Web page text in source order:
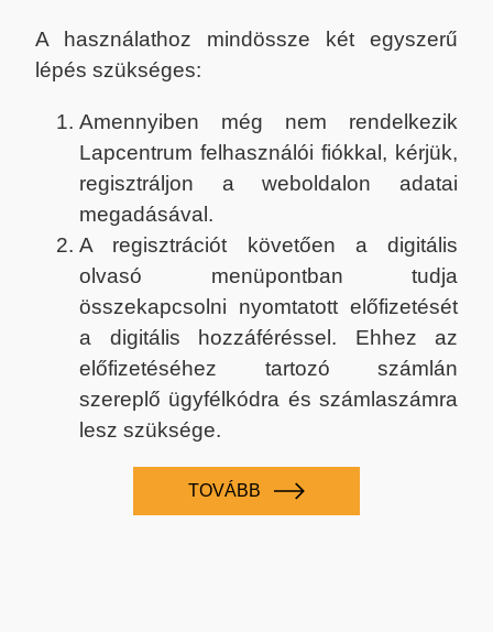
A használathoz mindössze két egyszerű
lépés szükséges:
Amennyiben még nem rendelkezik
Lapcentrum felhasználói fiókkal, kérjük,
regisztráljon a weboldalon adatai
megadásával.
A regisztrációt követően a digitális
olvasó menüpontban tudja
összekapcsolni nyomtatott előfizetését
a digitális hozzáféréssel. Ehhez az
előfizetéséhez tartozó számlán
szereplő ügyfélkódra és számlaszámra
lesz szüksége.
TOVÁBB